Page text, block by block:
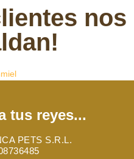
nos
tus reyes...
PETS S.R.L.